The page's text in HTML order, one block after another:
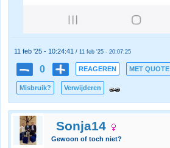
11 feb '25 - 10:24:41 / 11 feb '25 - 20:07:25
0 REAGEREN MET QUOTE
Misbruik? Verwijderen
Sonja14
Gewoon of toch niet?